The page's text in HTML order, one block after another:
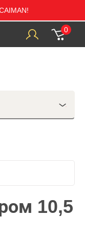
0
10,5